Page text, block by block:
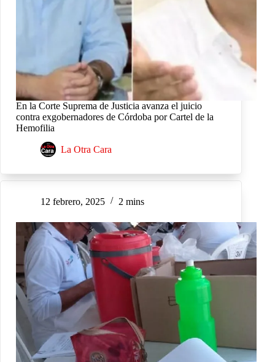
En la Corte Suprema de Justicia avanza el juicio
contra exgobernadores de Córdoba por Cartel de la
Hemofilia
La Otra Cara
12 febrero, 2025 2 mins